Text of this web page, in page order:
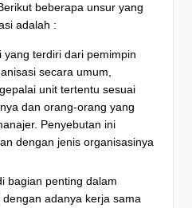
beberapa unsur yang
adalah :
yang terdiri dari pemimpin
secara umum,
unit tertentu sesuai
dan orang-orang yang
Penyebutan ini
dengan jenis organisasinya
bagian penting dalam
adanya kerja sama